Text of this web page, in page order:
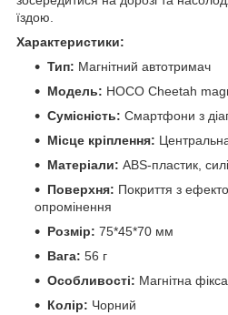
їздою.
Характеристики:
Тип: Магнітний автотримач
Модель: HOCO Cheetah
Сумісність: Смартфони з
Місце кріплення:
Матеріали: ABS-пластик,
Поверхня: Покриття з
опромінення
Розмір: 75*45*70 мм
Вага: 56 г
Особливості: Магнітна
Колір: Чорний